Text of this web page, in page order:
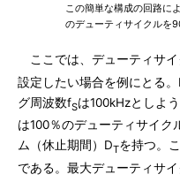
この簡単な構成の回路に
のデューティサイクルを
ここでは、デューティサイ
設定したい場合を例にとる
グ周波数fSは100kHzとしよ
は100％のデューティサイク
ム（休止期間）DTを持つ。
である。最大デューティサ